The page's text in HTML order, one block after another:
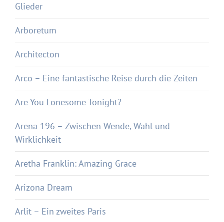
Glieder
Arboretum
Architecton
Arco – Eine fantastische Reise durch die Zeiten
Are You Lonesome Tonight?
Arena 196 – Zwischen Wende, Wahl und
Wirklichkeit
Aretha Franklin: Amazing Grace
Arizona Dream
Arlit – Ein zweites Paris